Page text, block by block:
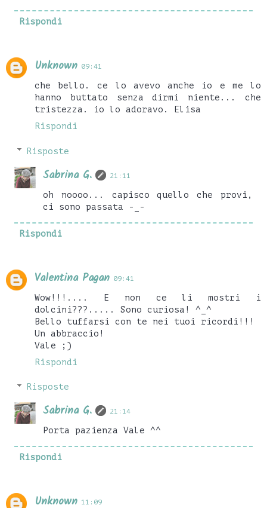
Rispondi
Unknown 09:41
che bello. ce lo avevo anche io e me lo
hanno buttato senza dirmi niente... che
tristezza. io lo adoravo. Elisa
Rispondi
Risposte
Sabrina G. 21:11
oh noooo... capisco quello che provi,
ci sono passata -_-
Rispondi
Valentina Pagan 09:41
Wow!!!.... E non ce li mostri i
dolcini???..... Sono curiosa! ^_^
Bello tuffarsi con te nei tuoi ricordi!!!
Un abbraccio!
Vale ;)
Rispondi
Risposte
Sabrina G. 21:14
Porta pazienza Vale ^^
Rispondi
Unknown 11:09